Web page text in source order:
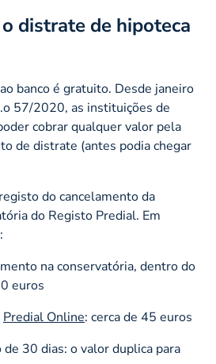
distrate de hipoteca
banco é gratuito. Desde janeiro
57/2020, as instituições de
cobrar qualquer valor pela
de distrate (antes podia chegar
do cancelamento da
do Registo Predial. Em
na conservatória, dentro do
euros
Predial Online: cerca de 45 euros
de 30 dias: o valor duplica para